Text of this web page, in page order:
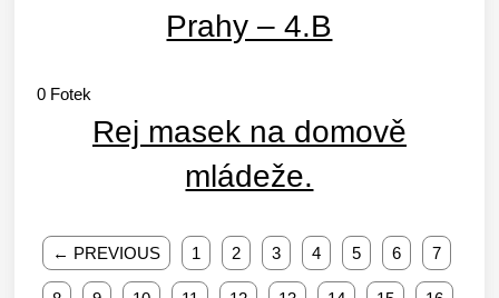
Prahy – 4.B
0 Fotek
Rej masek na domově
mládeže.
← PREVIOUS 1 2 3 4 5 6 7